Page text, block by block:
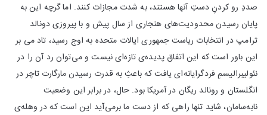
صددِ رو کردنِ دستِ آنها هستند، به شدت مجازات کنند. اما گرچه این به
پایان رسیدن محدودیت‌های هنجاری از سال پیش و با پیروزی دونالد
ترامپ در انتخابات ریاست جمهوری ایالات متحده به اوج رسید، تاد می بر
این باور است که این اتفاق پدیده‌ی تازه‌ای نیست و می‌توان رد آن را در
نئولیبرالیسمِ فردگرایانه‌ای یافت که باعثِ به قدرت رسیدن مارگارت تاچر در
انگلستان و رونالد ریگان در آمریکا بود. حال، در برابر این وضعیت
نابه‌سامان، شاید تنها راهی که از دست ما برمی‌آید این است که در وهله‌ی